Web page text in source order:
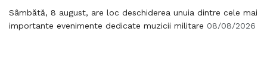
Sâmbătă, 8 august, are loc deschiderea unuia dintre cele mai
importante evenimente dedicate muzicii militare 08/08/2026